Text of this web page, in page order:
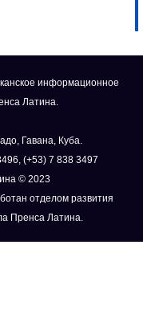
информационное
Латина.
Гавана, Куба.
(+53) 7 838 3497
© 2023
отделом развития
Пренса Латина.